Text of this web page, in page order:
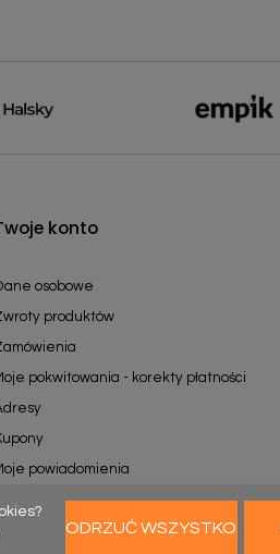
konto
osobowe
produktów
pokwitowania - korekty płatności
powiadomienia
ODRZUĆ WSZYSTKO